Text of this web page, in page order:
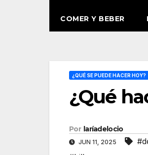
COMER Y BEBER
¿QUÉ SE PUEDE HACER HOY?
¿Qué
Por laríadelocio
JUN 11, 2025